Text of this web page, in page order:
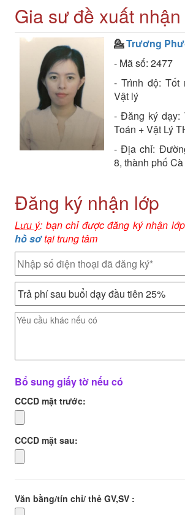
Gia sư đề xuất
💁Trương
- Mã số: 2477
- Trình độ: Tốt
Vật lý
- Đăng ký dạy:
Toán + Vật Lý
- Địa chỉ:
8, thành phố
Đăng ký nhận lớp
Lưu ý: bạn chỉ được đăng ký nhận
hồ sơtại trung tâm
Bổ sung giấy tờ nếu có
CCCD mặt trước:
CCCD mặt sau:
Văn bằng/tín chỉ/ thẻ GV,SV :